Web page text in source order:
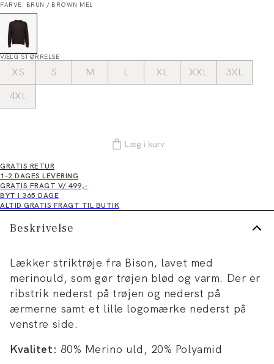
FARVE: BRUN / BROWN MEL
VÆLG STØRRELSE
XS S M L XL XXL
3XL
4XL
Læg i kurv
GRATIS RETUR
1-2 DAGES LEVERING
GRATIS FRAGT V/ 499,-
BYT I 365 DAGE
ALTID GRATIS FRAGT TIL BUTIK
Beskrivelse
Lækker striktrøje fra Bison, lavet med
merinould, som gør trøjen blød og varm. Der er
ribstrik nederst på trøjen og nederst på
ærmerne samt et lille logomærke nederst på
venstre side.
Kvalitet: 80% Merino uld, 20% Polyamid